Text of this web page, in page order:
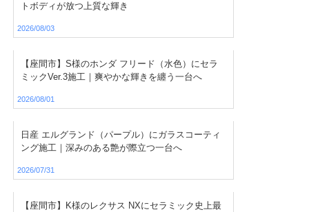
トボディが放つ上質な輝き
2026/08/03
【座間市】S様のホンダ フリード（水色）にセラ
ミックVer.3施工｜爽やかな輝きを纏う一台へ
2026/08/01
日産 エルグランド（パープル）にガラスコーティ
ング施工｜深みのある艶が際立つ一台へ
2026/07/31
【座間市】K様のレクサス NXにセラミック史上最